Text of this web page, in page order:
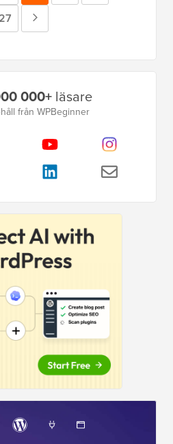
000+läsare
från WPBeginner